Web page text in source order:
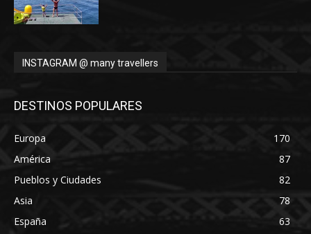
INSTAGRAM @ many travellers
DESTINOS POPULARES
Europa
170
América
87
Pueblos y Ciudades
82
Asia
78
España
63